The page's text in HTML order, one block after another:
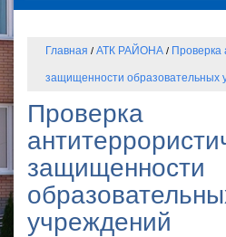
Главная / АТК РАЙОНА / Проверка
защищенности образовательных
Проверка
защищенности
учреждений